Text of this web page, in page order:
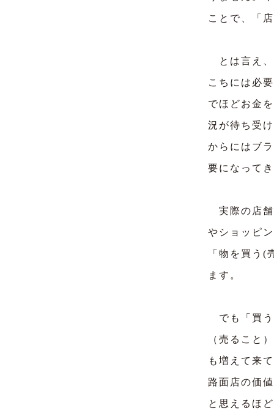
ことで、「
とは言え、
こちには必
でほどお金
況が待ち受
からにはブ
要になって
実際の店舗
やショッピ
「物を買う
ます。
でも「買う
（売ること
も増えて来
路面店の価
と思えるほ